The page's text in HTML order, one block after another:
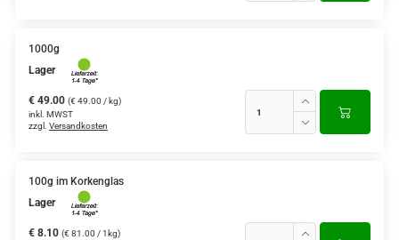
1000g
Lager
€ 49.00 (€ 49.00 / kg)
inkl. MWST
zzgl. Versandkosten
100g im Korkenglas
Lager
€ 8.10 (€ 81.00 / 1kg)